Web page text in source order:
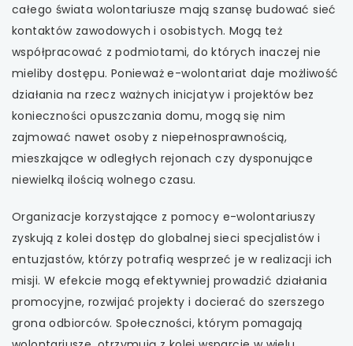
całego świata wolontariusze mają szansę budować sieć
kontaktów zawodowych i osobistych. Mogą też
współpracować z podmiotami, do których inaczej nie
mieliby dostępu. Ponieważ e-wolontariat daje możliwość
działania na rzecz ważnych inicjatyw i projektów bez
konieczności opuszczania domu, mogą się nim
zajmować nawet osoby z niepełnosprawnością,
mieszkające w odległych rejonach czy dysponujące
niewielką ilością wolnego czasu.
Organizacje korzystające z pomocy e-wolontariuszy
zyskują z kolei dostęp do globalnej sieci specjalistów i
entuzjastów, którzy potrafią wesprzeć je w realizacji ich
misji. W efekcie mogą efektywniej prowadzić działania
promocyjne, rozwijać projekty i docierać do szerszego
grona odbiorców. Społeczności, którym pomagają